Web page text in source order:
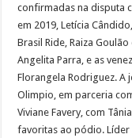
confirmadas na disputa
em 2019, Letícia
Brasil Ride, Raiza
Angelita Parra, e as
Florangela Rodriguez. A
Olimpio, em parceria
Viviane Favery, com
favoritas ao pódio. Líder